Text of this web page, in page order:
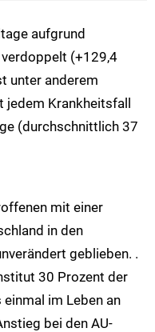
aufgrund
(+129,4
unter anderem
jedem Krankheitsfall
(durchschnittlich 37
mit einer
in den
geblieben. .
30 Prozent der
im Leben an
bei den AU-